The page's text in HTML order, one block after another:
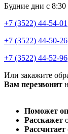
Будние дни с 8:30
+7 (3522) 44-54-01
+7 (3522) 44-50-26
+7 (3522) 44-52-96
Или закажите
Вам перезвонит
Поможет
Расскажет
Рассчитает